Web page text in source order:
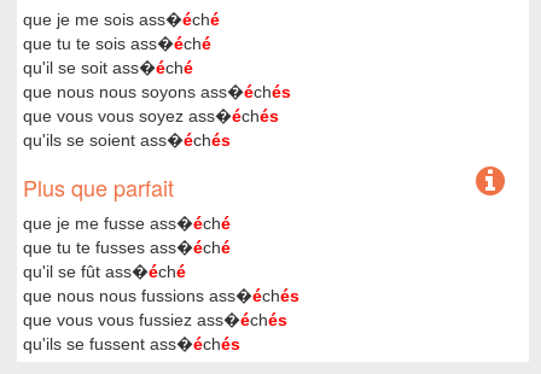
que je me sois ass�éché
que tu te sois ass�éché
qu'il se soit ass�éché
que nous nous soyons ass�échés
que vous vous soyez ass�échés
qu'ils se soient ass�échés
Plus que parfait
que je me fusse ass�éché
que tu te fusses ass�éché
qu'il se fût ass�éché
que nous nous fussions ass�échés
que vous vous fussiez ass�échés
qu'ils se fussent ass�échés